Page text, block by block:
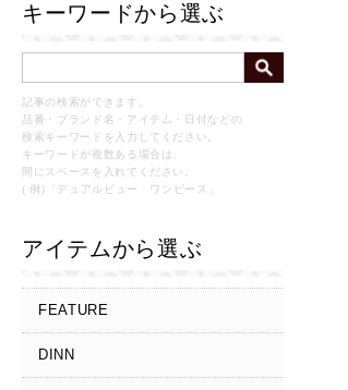
キーワードから選ぶ
記事の検索ができます。
品番・ブランド名・アイテム・日付などの
検索キーワードを入力してください。
キーワードが複数ある場合は、
間にスペースを入れてください。
( 例)「デュアルビュー ワンピース」
アイテムから選ぶ
FEATURE
DINN